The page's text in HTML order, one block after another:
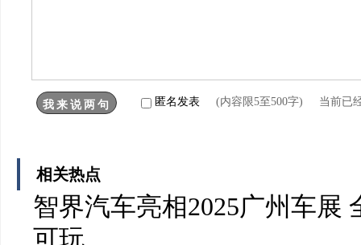
匿名发表 (内容限5至500字) 当前已
相关热点
智界汽车亮相2025广州车展
可玩